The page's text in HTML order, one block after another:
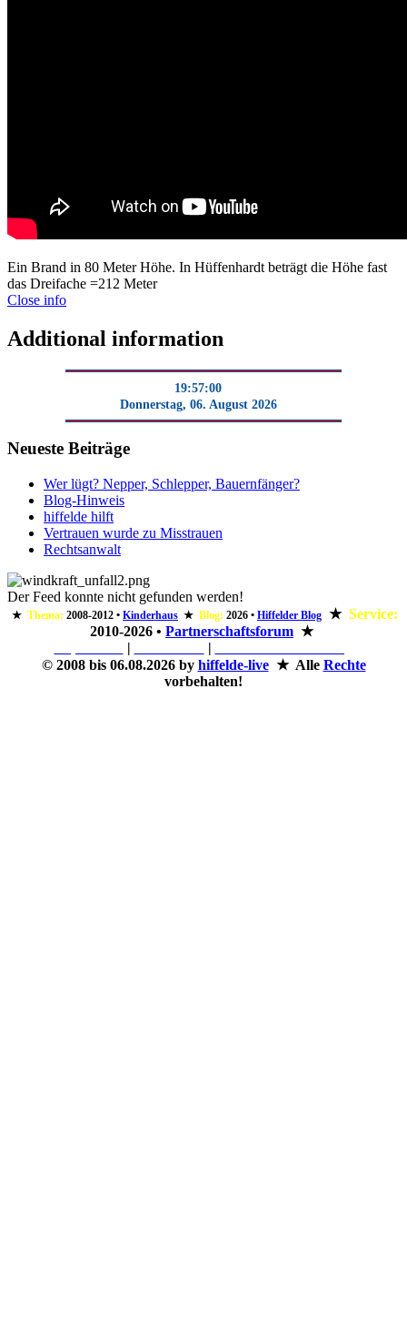
Ein Brand in 80 Meter Höhe. In Hüffenhardt beträgt die Höhe fast
das Dreifache =212 Meter
Close info
Additional information
19:57:00
Donnerstag, 06. August 2026
Neueste Beiträge
Wer lügt? Nepper, Schlepper, Bauernfänger?
Blog-Hinweis
hiffelde hilft
Vertrauen wurde zu Misstrauen
Rechtsanwalt
Der Feed konnte nicht gefunden werden!
★ Thema: 2008-2012 • Kinderhaus ★ Blog: 2026 • Hiffelder Blog ★ Service:
2010-2026 • Partnerschaftsforum ★
| |
©2008 bis 06.08.2026 by hiffelde-live★ Alle Rechte
vorbehalten!